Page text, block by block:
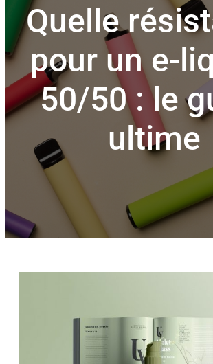
Quelle
pour un e-
50/50 : le
ultime